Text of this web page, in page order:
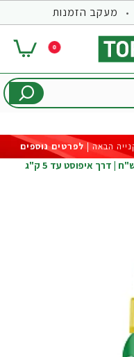
מעקב הזמנות
0
לפרטים נוספים